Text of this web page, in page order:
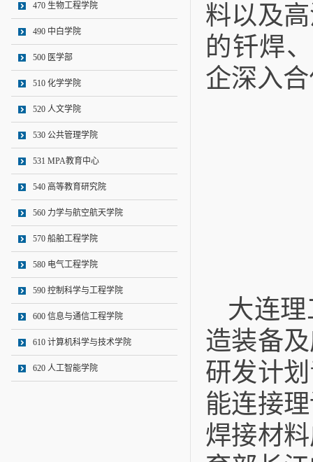
470 生物工程学院
490 中白学院
500 医学部
510 化学学院
520 人文学院
530 公共管理学院
531 MPA教育中心
540 高等教育研究院
560 力学与航空航天学院
570 船舶工程学院
580 电气工程学院
590 控制科学与工程学院
600 信息与通信工程学院
610 计算机科学与技术学院
620 人工智能学院
料以及
的钎焊
企深入
大连
造装备
研发计
能连接
焊接材